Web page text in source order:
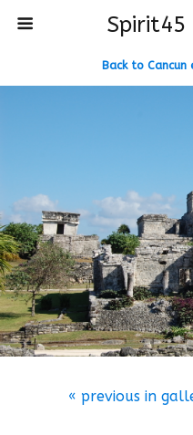
Spirit45
Back to Cancun
« previous in